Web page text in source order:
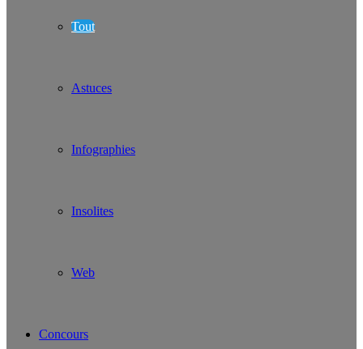
Tout
Astuces
Infographies
Insolites
Web
Concours